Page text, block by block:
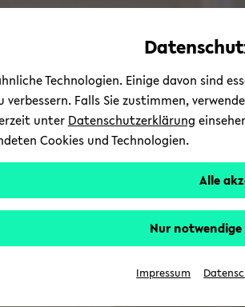
Technologien. Einige davon sind
Falls Sie zustimmen,
unter Datenschutzerklärung
Cookies und Technologien.
Alle
Nur notwendige
Impressum